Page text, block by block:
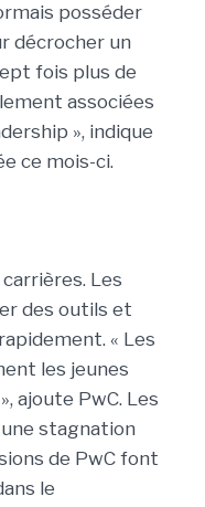
posséder
décrocher un
fois plus de
associées
», indique
ce mois-ci.
Les
des outils et
« Les
les jeunes
ajoute PwC. Les
stagnation
de PwC font
le